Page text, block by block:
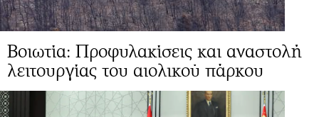
Βοιωτία: Προφυλακίσεις και αναστολή
λειτουργίας του αιολικού πάρκου